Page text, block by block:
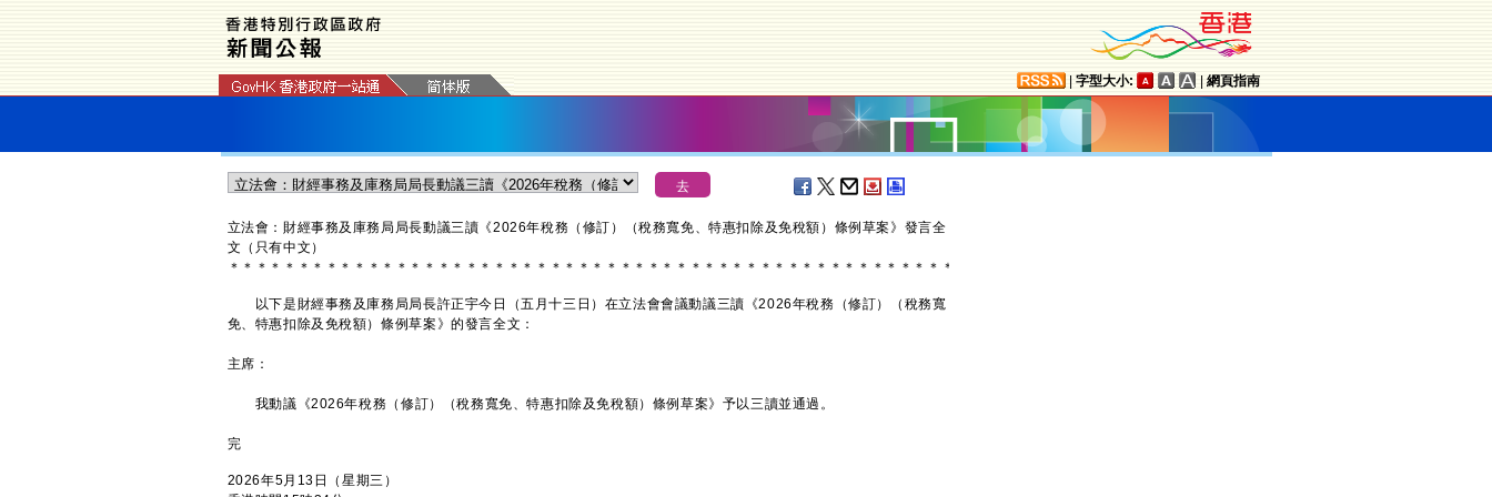
字型大小: 網頁指南
立法會：財經事務及庫務局局長動議三讀《2026年稅務（修訂）（稅務寬免、特惠扣除及免稅額）條例草案》發言全
文（只有中文）
＊ ＊ ＊ ＊ ＊ ＊ ＊ ＊ ＊ ＊ ＊ ＊ ＊ ＊ ＊ ＊ ＊ ＊ ＊ ＊ ＊ ＊ ＊ ＊ ＊ ＊ ＊ ＊ ＊ ＊ ＊ ＊ ＊ ＊ ＊ ＊ ＊ ＊ ＊ ＊ ＊ ＊ ＊ ＊ ＊ ＊ ＊ ＊ ＊ ＊ ＊ ＊
以下是財經事務及庫務局局長許正宇今日（五月十三日）在立法會會議動議三讀《2026年稅務（修訂）（稅務寬
免、特惠扣除及免稅額）條例草案》的發言全文：
主席：
我動議《2026年稅務（修訂）（稅務寬免、特惠扣除及免稅額）條例草案》予以三讀並通過。
完
2026年5月13日（星期三）